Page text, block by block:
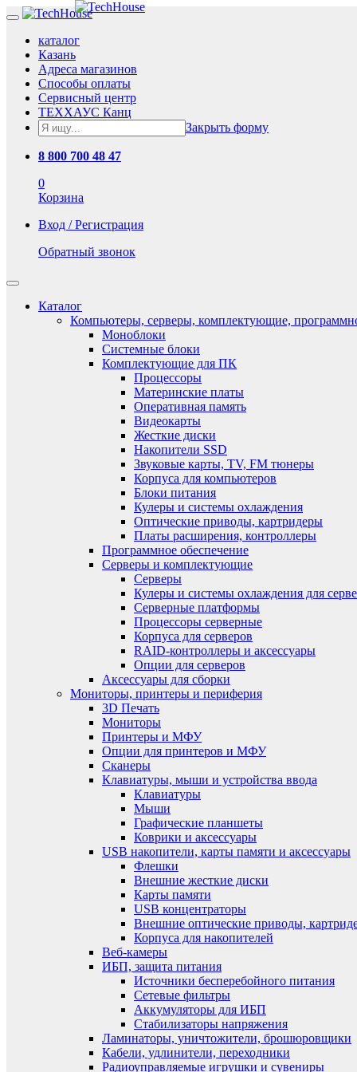
каталог
Казань
Адреса магазинов
Способы оплаты
Сервисный центр
ТЕХХАУС Канц
Закрыть форму
8 800 700 48 47
0
Корзина
Вход / Регистрация
Обратный звонок
Каталог
Компьютеры, серверы, комплектующие,
Моноблоки
Системные блоки
Комплектующие для ПК
Процессоры
Материнские платы
Оперативная память
Видеокарты
Жесткие диски
Накопители SSD
Звуковые карты, TV, FM тюнеры
Корпуса для компьютеров
Блоки питания
Кулеры и системы охлаждения
Оптические приводы, картридеры
Платы расширения, контроллеры
Программное обеспечение
Серверы и комплектующие
Серверы
Кулеры и системы охлаждения для
Серверные платформы
Процессоры серверные
Корпуса для серверов
RAID-контроллеры и аксессуары
Опции для серверов
Аксессуары для сборки
Мониторы, принтеры и периферия
3D Печать
Мониторы
Принтеры и МФУ
Опции для принтеров и МФУ
Сканеры
Клавиатуры, мыши и устройства ввода
Клавиатуры
Мыши
Графические планшеты
Коврики и аксессуары
USB накопители, карты памяти и аксессуары
Флешки
Внешние жесткие диски
Карты памяти
USB концентраторы
Внешние оптические приводы,
Корпуса для накопителей
Веб-камеры
ИБП, защита питания
Источники бесперебойного питания
Сетевые фильтры
Аккумуляторы для ИБП
Стабилизаторы напряжения
Ламинаторы, уничтожители, брошюровщики
Кабели, удлинители, переходники
Радиоуправляемые игрушки и сувениры